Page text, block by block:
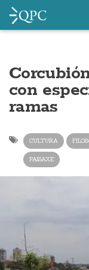
con
ramas
CULTURA
PAISAXE